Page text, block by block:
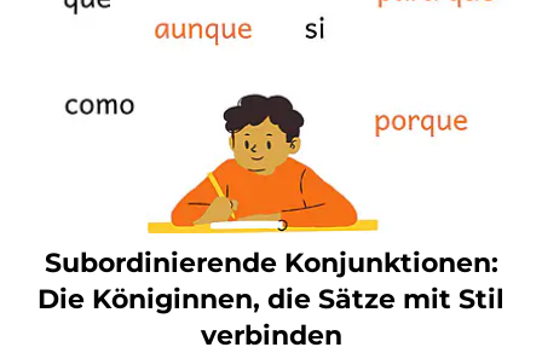
Subordinierende Konjunktionen:
Die Königinnen, die Sätze mit Stil
verbinden